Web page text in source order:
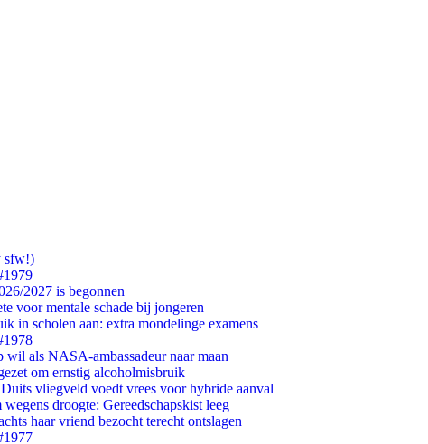
sfw!)
2027 is begonnen
voor mentale schade bij jongeren
in scholen aan: extra mondelinge examens
als NASA-ambassadeur naar maan
om ernstig alcoholmisbruik
vliegveld voedt vrees voor hybride aanval
wegens droogte: Gereedschapskist leeg
haar vriend bezocht terecht ontslagen